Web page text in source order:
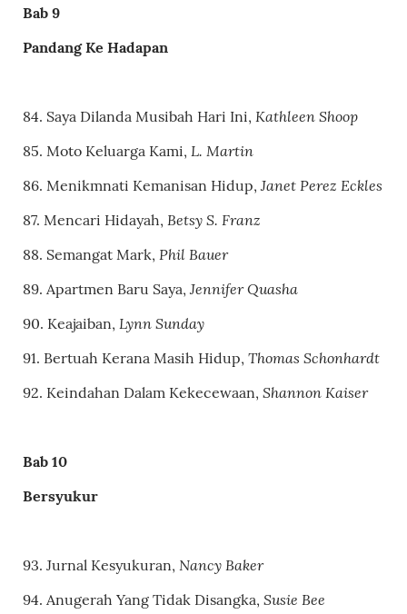
Bab 9
Pandang Ke Hadapan
84. Saya Dilanda Musibah Hari Ini, Kathleen Shoop
85. Moto Keluarga Kami, L. Martin
86. Menikmnati Kemanisan Hidup, Janet Perez Eckles
87. Mencari Hidayah, Betsy S. Franz
88. Semangat Mark, Phil Bauer
89. Apartmen Baru Saya, Jennifer Quasha
90. Keajaiban, Lynn Sunday
91. Bertuah Kerana Masih Hidup, Thomas Schonhardt
92. Keindahan Dalam Kekecewaan, Shannon Kaiser
Bab 10
Bersyukur
93. Jurnal Kesyukuran, Nancy Baker
94. Anugerah Yang Tidak Disangka, Susie Bee